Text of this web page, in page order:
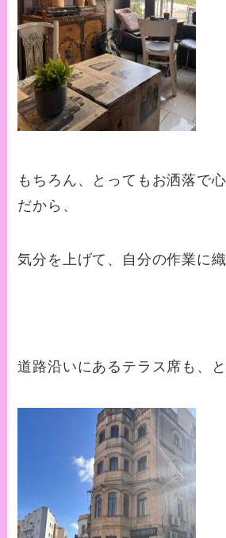
もちろん、とってもお洒落で
だから、
気分を上げて、自分の作業に織
道路沿いにあるテラス席も、